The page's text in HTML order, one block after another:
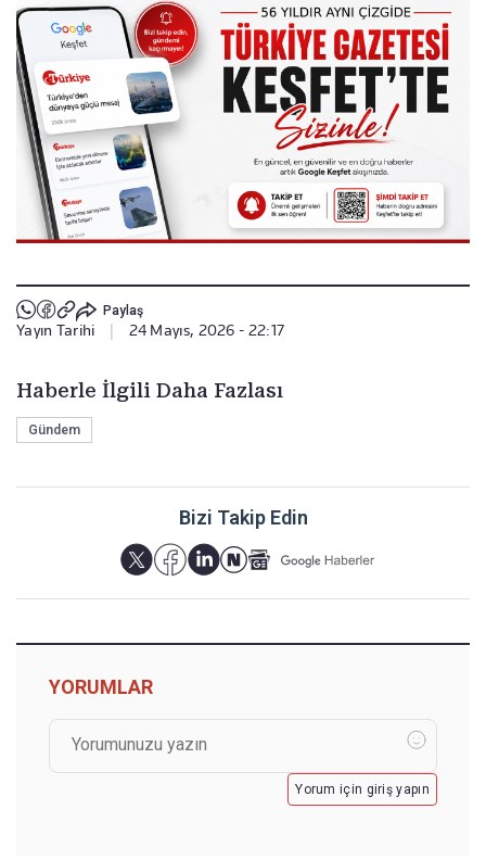
Paylaş
Yayın Tarihi 24 Mayıs, 2026 - 22:17
Haberle İlgili Daha Fazlası
Gündem
Bizi Takip Edin
YORUMLAR
Yorum için giriş yapın